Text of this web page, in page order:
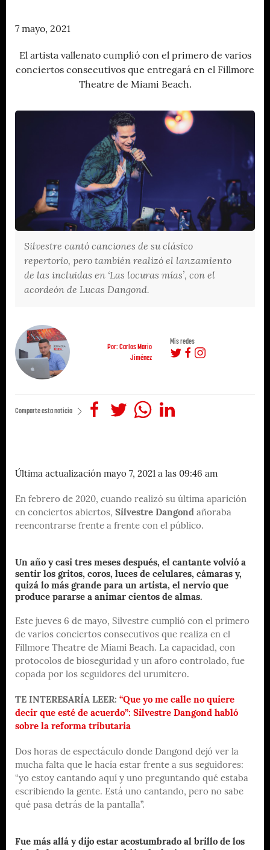
7 mayo, 2021
El artista vallenato cumplió con el primero de varios
conciertos consecutivos que entregará en el Fillmore
Theatre de Miami Beach.
Silvestre cantó canciones de su clásico
repertorio, pero también realizó el lanzamiento
de las incluidas en ‘Las locuras mías’, con el
acordeón de Lucas Dangond.
Por: Carlos Mario
Jiménez
Mis redes
Comparte esta noticia
Última actualización mayo 7, 2021 a las 09:46 am
En febrero de 2020, cuando realizó su última aparición
en conciertos abiertos, Silvestre Dangond añoraba
reencontrarse frente a frente con el público.
Un año y casi tres meses después, el cantante volvió a
sentir los gritos, coros, luces de celulares, cámaras y,
quizá lo más grande para un artista, el nervio que
produce pararse a animar cientos de almas.
Este jueves 6 de mayo, Silvestre cumplió con el primero
de varios conciertos consecutivos que realiza en el
Fillmore Theatre de Miami Beach. La capacidad, con
protocolos de bioseguridad y un aforo controlado, fue
copada por los seguidores del urumitero.
TE INTERESARÍA LEER: “Que yo me calle no quiere
decir que esté de acuerdo”: Silvestre Dangond habló
sobre la reforma tributaria
Dos horas de espectáculo donde Dangond dejó ver la
mucha falta que le hacía estar frente a sus seguidores:
“yo estoy cantando aquí y uno preguntando qué estaba
escribiendo la gente. Está uno cantando, pero no sabe
qué pasa detrás de la pantalla”.
Fue más allá y dijo estar acostumbrado al brillo de los